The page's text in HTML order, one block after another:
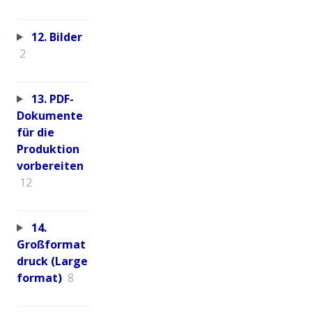
12. Bilder
2
13. PDF-
Dokumente
für die
Produktion
vorbereiten
12
14.
Großformat
druck (Large
format) 8